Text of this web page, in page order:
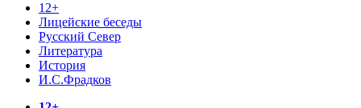
12+
Лицейские беседы
Русский Север
Литература
История
И.С.Фрадков